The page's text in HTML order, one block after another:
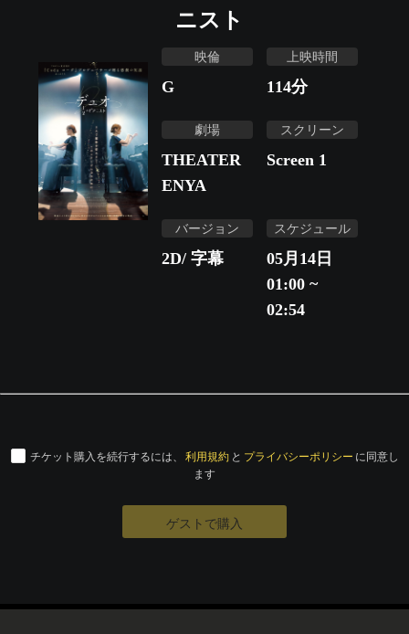
ニスト
映倫
G
上映時間
114分
劇場
THEATER
ENYA
スクリーン
Screen 1
バージョン
2D/ 字幕
スケジュール
05月14日
01:00 ~
02:54
チケット購入を続行するには、 利用規約 と プライバシーポリシー に同意し
ます
ゲストで購入